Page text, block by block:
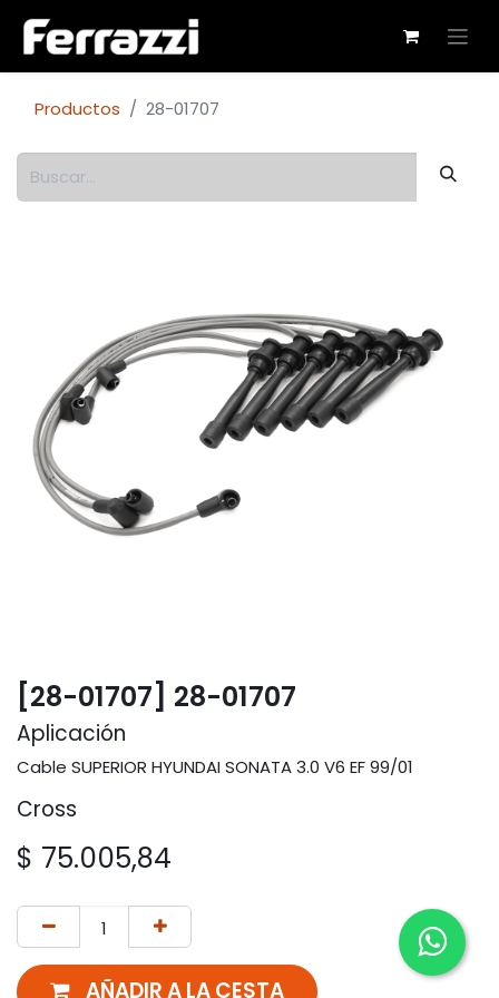
Productos 28-01707
[28-01707] 28-01707
Aplicación
Cable SUPERIOR HYUNDAI SONATA 3.0 V6 EF 99/01
Cross
$ 75.005,84
AÑADIR A LA CESTA